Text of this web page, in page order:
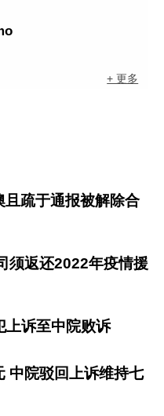
+ 更多
疏于通报被解除合
须返还2022年疫情援
上诉至中院败诉
中院驳回上诉维持七